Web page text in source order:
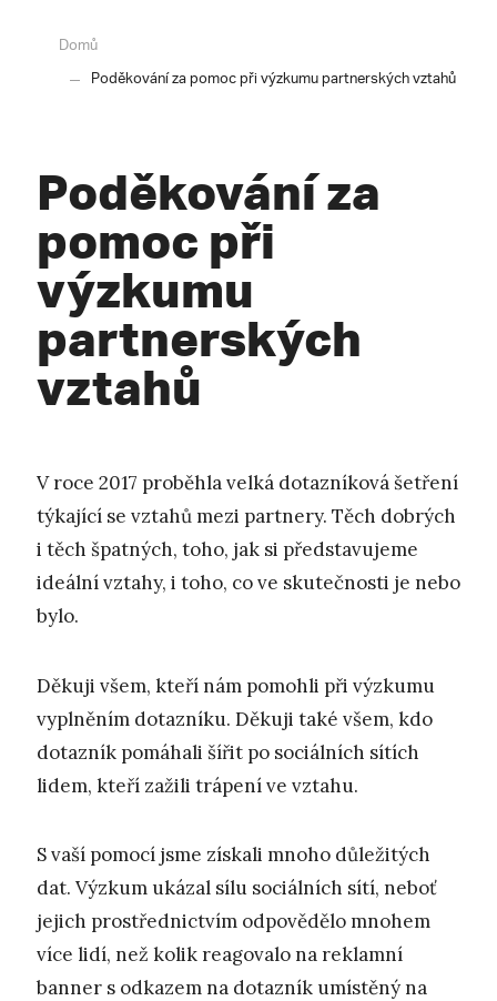
Domů
Poděkování za pomoc při výzkumu partnerských vztahů
Poděkování za
pomoc při
výzkumu
partnerských
vztahů
V roce 2017 proběhla velká dotazníková šetření
týkající se vztahů mezi partnery. Těch dobrých
i těch špatných, toho, jak si představujeme
ideální vztahy, i toho, co ve skutečnosti je nebo
bylo.
Děkuji všem, kteří nám pomohli při výzkumu
vyplněním dotazníku. Děkuji také všem, kdo
dotazník pomáhali šířit po sociálních sítích
lidem, kteří zažili trápení ve vztahu.
S vaší pomocí jsme získali mnoho důležitých
dat. Výzkum ukázal sílu sociálních sítí, neboť
jejich prostřednictvím odpovědělo mnohem
více lidí, než kolik reagovalo na reklamní
banner s odkazem na dotazník umístěný na